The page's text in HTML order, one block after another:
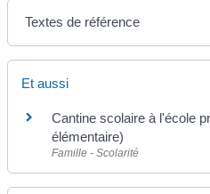
Textes de référence
Et aussi
Cantine scolaire à l'école
élémentaire)
Famille - Scolarité